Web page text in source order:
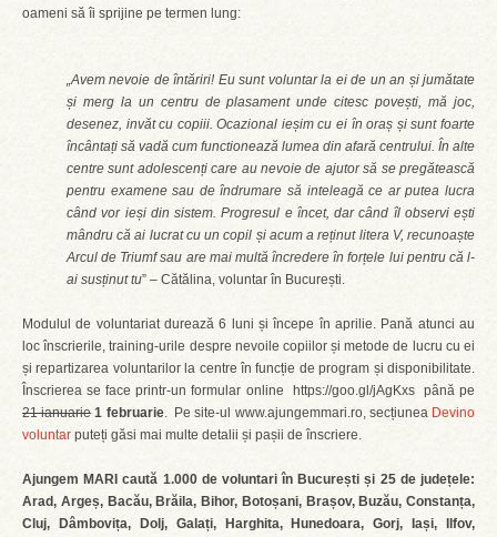
oameni să îi sprijine pe termen lung:
„Avem nevoie de întăriri! Eu sunt voluntar la ei de un an și jumătate
și merg la un centru de plasament unde citesc povești, mă joc,
desenez, invăt cu copiii. Ocazional ieșim cu ei în oraș și sunt foarte
încântați să vadă cum functionează lumea din afară centrului. În alte
centre sunt adolescenți care au nevoie de ajutor să se pregătească
pentru examene sau de îndrumare să inteleagă ce ar putea lucra
când vor ieși din sistem. Progresul e încet, dar când îl observi ești
mândru că ai lucrat cu un copil și acum a reținut litera V, recunoaște
Arcul de Triumf sau are mai multă încredere în forțele lui pentru că l-
ai susținut tu” – Cătălina, voluntar în București.
Modulul de voluntariat durează 6 luni și începe în aprilie. Pană atunci au
loc înscrierile, training-urile despre nevoile copiilor și metode de lucru cu ei
și repartizarea voluntarilor la centre în funcție de program și disponibilitate.
Înscrierea se face printr-un formular online https://goo.gl/jAgKxs până pe
21 ianuarie 1 februarie. Pe site-ul www.ajungemmari.ro, secțiunea Devino
voluntar puteți găsi mai multe detalii și pașii de înscriere.
Ajungem MARI caută 1.000 de voluntari în București și 25 de județele:
Arad, Argeș, Bacău, Brăila, Bihor, Botoșani, Brașov, Buzău, Constanța,
Cluj, Dâmbovița, Dolj, Galați, Harghita, Hunedoara, Gorj, Iași, Ilfov,